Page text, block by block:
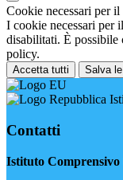
Cookie necessari per
I cookie necessari per
disabilitati. È possibile
policy.
Accetta tutti Salva
Contatti
Istituto